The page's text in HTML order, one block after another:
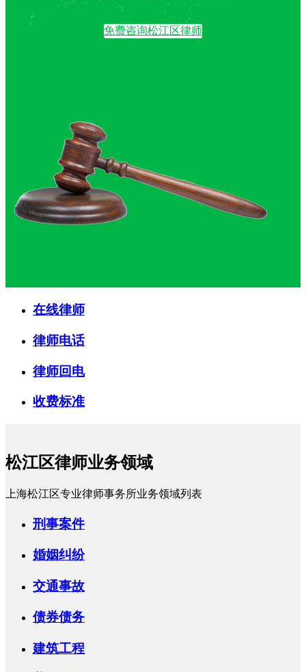
免费咨询松江区律师
在线律师
律师电话
律师回电
收费标准
松江区律师业务领域
上海松江区专业律师事务所业务领域列表
刑事案件
婚姻纠纷
交通事故
债券债务
建筑工程